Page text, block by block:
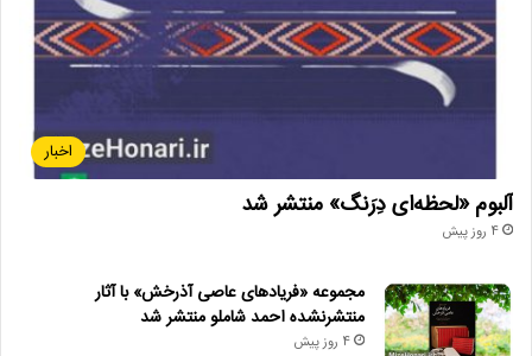
اخبار
آلبوم «لحظه‌ای دِرَنگ» منتشر شد
4 روز پیش
مجموعه «فریادهای عاصی آذرخش» با آثار
منتشرنشده احمد شاملو منتشر شد
4 روز پیش